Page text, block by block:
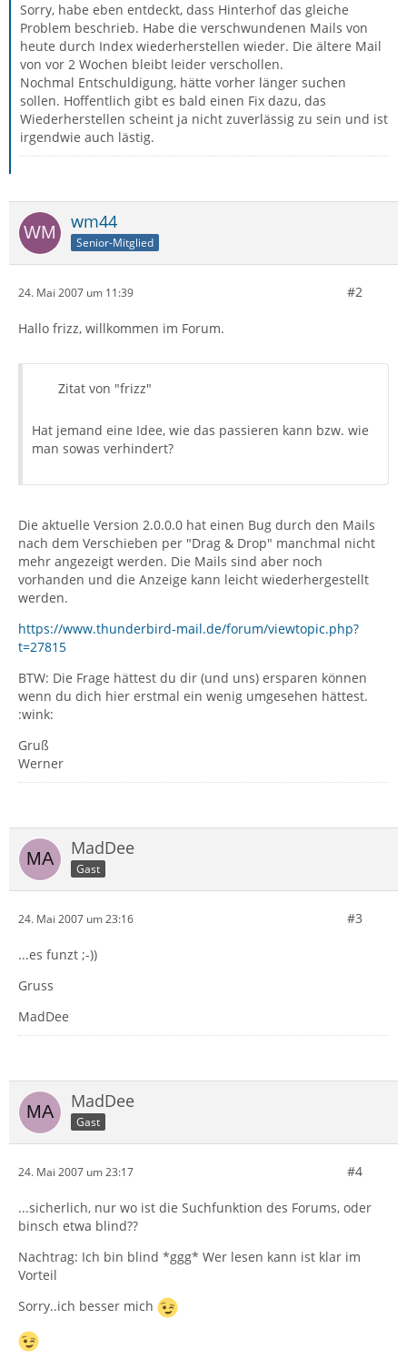
Sorry, habe eben entdeckt, dass Hinterhof das gleiche
Problem beschrieb. Habe die verschwundenen Mails von
heute durch Index wiederherstellen wieder. Die ältere Mail
von vor 2 Wochen bleibt leider verschollen.
Nochmal Entschuldigung, hätte vorher länger suchen
sollen. Hoffentlich gibt es bald einen Fix dazu, das
Wiederherstellen scheint ja nicht zuverlässig zu sein und ist
irgendwie auch lästig.
wm44
Senior-Mitglied
24. Mai 2007 um 11:39 #2
Hallo frizz, willkommen im Forum.
Zitat von "frizz"
Hat jemand eine Idee, wie das passieren kann bzw. wie
man sowas verhindert?
Die aktuelle Version 2.0.0.0 hat einen Bug durch den Mails
nach dem Verschieben per "Drag & Drop" manchmal nicht
mehr angezeigt werden. Die Mails sind aber noch
vorhanden und die Anzeige kann leicht wiederhergestellt
werden.
https://www.thunderbird-mail.de/forum/viewtopic.php?
t=27815
BTW: Die Frage hättest du dir (und uns) ersparen können
wenn du dich hier erstmal ein wenig umgesehen hättest.
:wink:
Gruß
Werner
MadDee
Gast
24. Mai 2007 um 23:16 #3
...es funzt ;-))
Gruss
MadDee
MadDee
Gast
24. Mai 2007 um 23:17 #4
...sicherlich, nur wo ist die Suchfunktion des Forums, oder
binsch etwa blind??
Nachtrag: Ich bin blind *ggg* Wer lesen kann ist klar im
Vorteil
Sorry..ich besser mich